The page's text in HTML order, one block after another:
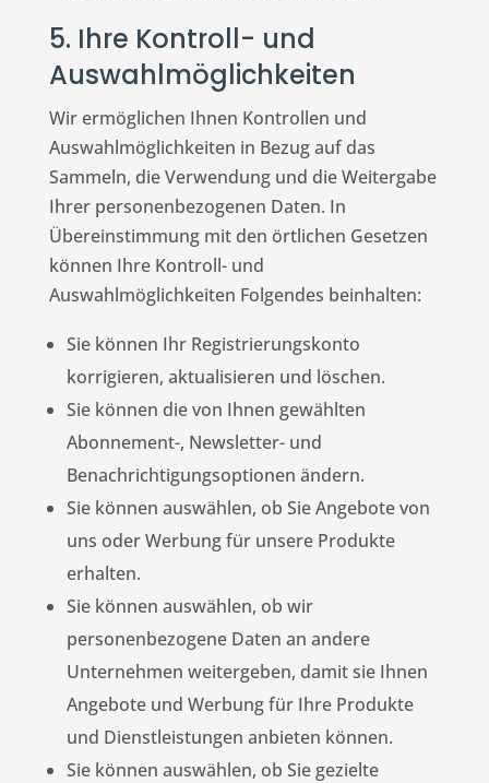
5. Ihre Kontroll- und
Auswahlmöglichkeiten
Wir ermöglichen Ihnen Kontrollen und
Auswahlmöglichkeiten in Bezug auf das
Sammeln, die Verwendung und die Weitergabe
Ihrer personenbezogenen Daten. In
Übereinstimmung mit den örtlichen Gesetzen
können Ihre Kontroll- und
Auswahlmöglichkeiten Folgendes beinhalten:
Sie können Ihr Registrierungskonto
korrigieren, aktualisieren und löschen.
Sie können die von Ihnen gewählten
Abonnement-, Newsletter- und
Benachrichtigungsoptionen ändern.
Sie können auswählen, ob Sie Angebote von
uns oder Werbung für unsere Produkte
erhalten.
Sie können auswählen, ob wir
personenbezogene Daten an andere
Unternehmen weitergeben, damit sie Ihnen
Angebote und Werbung für Ihre Produkte
und Dienstleistungen anbieten können.
Sie können auswählen, ob Sie gezielte